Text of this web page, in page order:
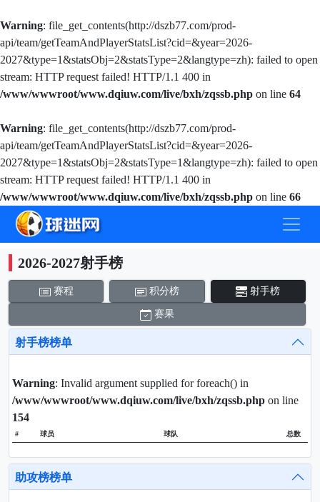
Warning: file_get_contents(http://dszb77.com/prod-
api/team/getTeamAndPlayerStatsList?cid=&year=2026-
2027&type=1&statsObj=2&statsType=2&langtype=zh): failed to open
stream: HTTP request failed! HTTP/1.1 400 in
/www/wwwroot/www.dqiuw.com/live/bxh/zqssb.php on line 64
Warning: file_get_contents(http://dszb77.com/prod-
api/team/getTeamAndPlayerStatsList?cid=&year=2026-
2027&type=1&statsObj=2&statsType=1&langtype=zh): failed to open
stream: HTTP request failed! HTTP/1.1 400 in
/www/wwwroot/www.dqiuw.com/live/bxh/zqssb.php on line 66
2026-2027射手榜
赛程 积分榜 射手榜
赛果
射手榜榜单
Warning: Invalid argument supplied for foreach() in
/www/wwwroot/www.dqiuw.com/live/bxh/zqssb.php on line
154
# 球员 球队 总数
助攻榜榜单